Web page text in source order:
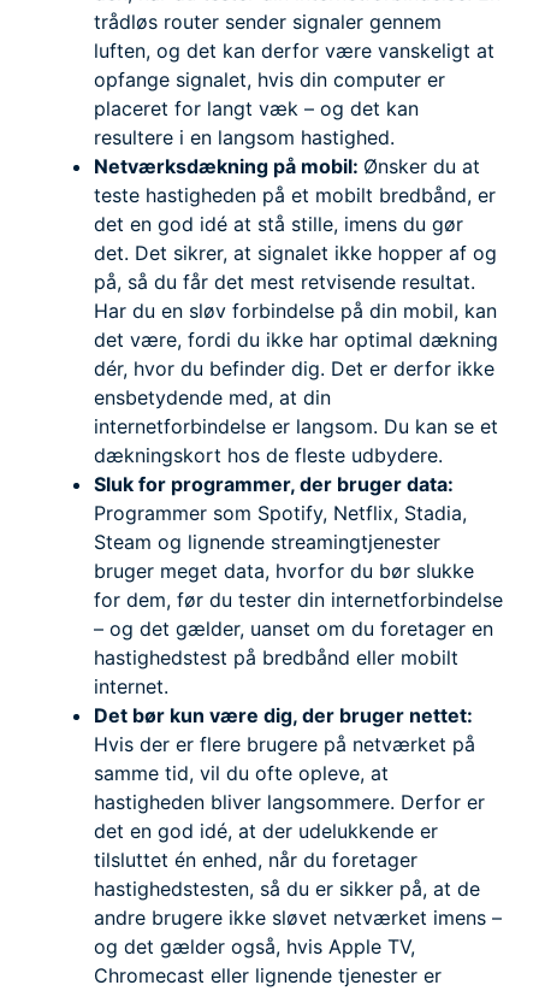
trådløs router sender signaler gennem
luften, og det kan derfor være vanskeligt at
opfange signalet, hvis din computer er
placeret for langt væk – og det kan
resultere i en langsom hastighed.
Netværksdækning på mobil: Ønsker du at
teste hastigheden på et mobilt bredbånd, er
det en god idé at stå stille, imens du gør
det. Det sikrer, at signalet ikke hopper af og
på, så du får det mest retvisende resultat.
Har du en sløv forbindelse på din mobil, kan
det være, fordi du ikke har optimal dækning
dér, hvor du befinder dig. Det er derfor ikke
ensbetydende med, at din
internetforbindelse er langsom. Du kan se et
dækningskort hos de fleste udbydere.
Sluk for programmer, der bruger data:
Programmer som Spotify, Netflix, Stadia,
Steam og lignende streamingtjenester
bruger meget data, hvorfor du bør slukke
for dem, før du tester din internetforbindelse
– og det gælder, uanset om du foretager en
hastighedstest på bredbånd eller mobilt
internet.
Det bør kun være dig, der bruger nettet:
Hvis der er flere brugere på netværket på
samme tid, vil du ofte opleve, at
hastigheden bliver langsommere. Derfor er
det en god idé, at der udelukkende er
tilsluttet én enhed, når du foretager
hastighedstesten, så du er sikker på, at de
andre brugere ikke sløvet netværket imens –
og det gælder også, hvis Apple TV,
Chromecast eller lignende tjenester er